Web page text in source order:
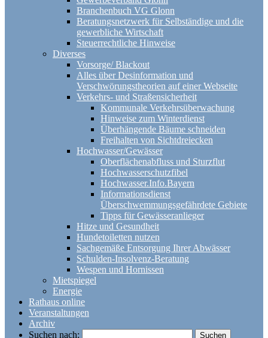
Branchenbuch VG Glonn
Beratungsnetzwerk für Selbständige und die
gewerbliche Wirtschaft
Steuerrechtliche Hinweise
Diverses
Vorsorge/ Blackout
Alles über Desinformation und
Verschwörungstheorien auf einer Webseite
Verkehrs- und Straßensicherheit
Kommunale Verkehrsüberwachung
Hinweise zum Winterdienst
Überhängende Bäume schneiden
Freihalten von Sichtdreiecken
Hochwasser/Gewässer
Oberflächenabfluss und Sturzflut
Hochwasserschutzfibel
Hochwasser.Info.Bayern
Informationsdienst
Überschwemmungsgefährdete Gebiete
Tipps für Gewässeranlieger
Hitze und Gesundheit
Hundetoiletten nutzen
Sachgemäße Entsorgung Ihrer Abwässer
Schulden-Insolvenz-Beratung
Wespen und Hornissen
Mietspiegel
Energie
Rathaus online
Veranstaltungen
Archiv
Suchen nach: